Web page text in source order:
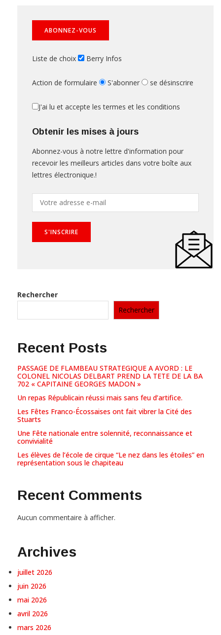
Liste de choix Berry Infos
Action de formulaire S'abonner se désinscrire
J'ai lu et accepte les termes et les conditions
Obtenir les mises à jours
Abonnez-vous à notre lettre d'information pour
recevoir les meilleurs articles dans votre boîte aux
lettres électronique.!
Rechercher
Rechercher
Recent Posts
PASSAGE DE FLAMBEAU STRATEGIQUE A AVORD : LE
COLONEL NICOLAS DELBART PREND LA TETE DE LA BA
702 « CAPITAINE GEORGES MADON »
Un repas Républicain réussi mais sans feu d’artifice.
Les Fêtes Franco-Écossaises ont fait vibrer la Cité des
Stuarts
Une Fête nationale entre solennité, reconnaissance et
convivialité
Les élèves de l’école de cirque “Le nez dans les étoiles” en
représentation sous le chapiteau
Recent Comments
Aucun commentaire à afficher.
Archives
juillet 2026
juin 2026
mai 2026
avril 2026
mars 2026